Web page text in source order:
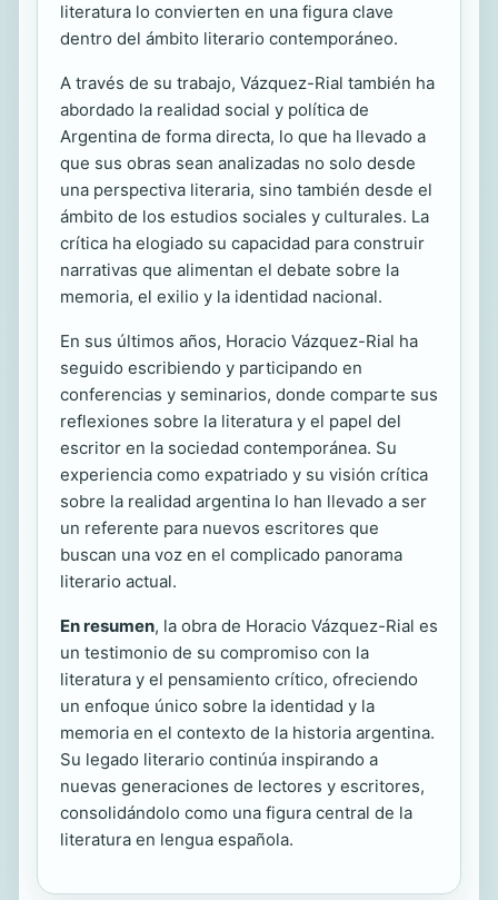
literatura lo convierten en una figura clave
dentro del ámbito literario contemporáneo.
A través de su trabajo, Vázquez-Rial también ha
abordado la realidad social y política de
Argentina de forma directa, lo que ha llevado a
que sus obras sean analizadas no solo desde
una perspectiva literaria, sino también desde el
ámbito de los estudios sociales y culturales. La
crítica ha elogiado su capacidad para construir
narrativas que alimentan el debate sobre la
memoria, el exilio y la identidad nacional.
En sus últimos años, Horacio Vázquez-Rial ha
seguido escribiendo y participando en
conferencias y seminarios, donde comparte sus
reflexiones sobre la literatura y el papel del
escritor en la sociedad contemporánea. Su
experiencia como expatriado y su visión crítica
sobre la realidad argentina lo han llevado a ser
un referente para nuevos escritores que
buscan una voz en el complicado panorama
literario actual.
En resumen, la obra de Horacio Vázquez-Rial es
un testimonio de su compromiso con la
literatura y el pensamiento crítico, ofreciendo
un enfoque único sobre la identidad y la
memoria en el contexto de la historia argentina.
Su legado literario continúa inspirando a
nuevas generaciones de lectores y escritores,
consolidándolo como una figura central de la
literatura en lengua española.